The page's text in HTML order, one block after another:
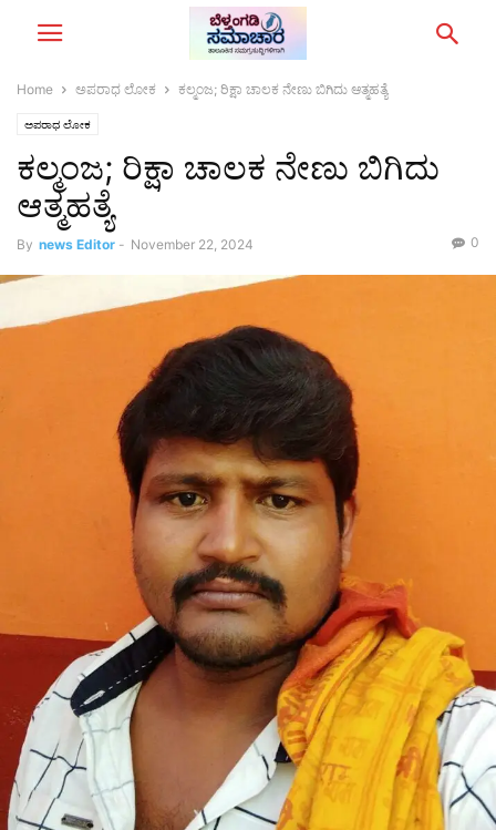
Home ಅಪರಾಧ ಲೋಕ ಕಲ್ಮಂಜ; ರಿಕ್ಷಾ ಚಾಲಕ ನೇಣು ಬಿಗಿದು ಆತ್ಮಹತ್ಯೆ
ಅಪರಾಧ ಲೋಕ
ಕಲ್ಮಂಜ; ರಿಕ್ಷಾ ಚಾಲಕ ನೇಣು ಬಿಗಿದು
ಆತ್ಮಹತ್ಯೆ
By news Editor - November 22, 2024 0